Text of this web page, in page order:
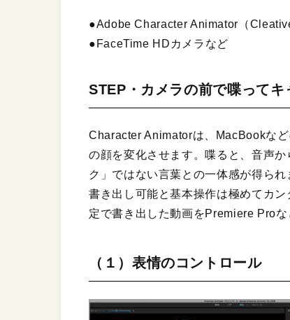
●Adobe Character Animator（
●FaceTime HDカメラなど
STEP・カメラの前で喋ってキ
Character Animatorは、MacBookな
の顔を変化させます。喋ると、音声
ク」ではない言葉との一体感が得ら
書き出し可能と基本操作は極めてカ
定で書き出した動画をPremiere Proな
（１）表情のコントロール